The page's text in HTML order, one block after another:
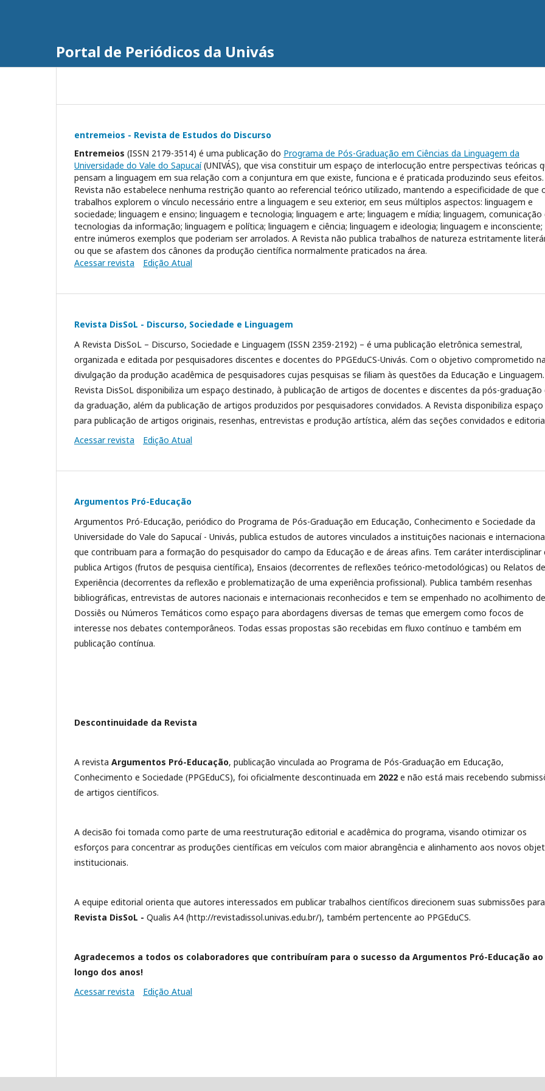
Portal de Periódicos da Univás
entremeios - Revista de Estudos do Discurso
Entremeios (ISSN 2179-3514) é uma publicação do Programa de Pós-Graduação em Ciências da Linguagem da
Universidade do Vale do Sapucaí(UNIVÁS), que visa constituir um espaço de interlocução entre perspectivas teóricas
pensam a linguagem em sua relação com a conjuntura em que existe, funciona e é praticada produzindo seus
Revista não estabelece nenhuma restrição quanto ao referencial teórico utilizado, mantendo a especificidade de que
trabalhos explorem o vínculo necessário entre a linguagem e seu exterior, em seus múltiplos aspectos: linguagem e
sociedade; linguagem e ensino; linguagem e tecnologia; linguagem e arte; linguagem e mídia; linguagem, comunicação
tecnologias da informação; linguagem e política; linguagem e ciência; linguagem e ideologia; linguagem e inconsciente;
entre inúmeros exemplos que poderiam ser arrolados. A Revista não publica trabalhos de natureza estritamente
ou que se afastem dos cânones da produção científica normalmente praticados na área.
Acessar revista
Edição Atual
Revista DisSoL - Discurso, Sociedade e Linguagem
A Revista DisSoL – Discurso, Sociedade e Linguagem (ISSN 2359-2192) – é uma publicação eletrônica semestral,
organizada e editada por pesquisadores discentes e docentes do PPGEduCS-Univás. Com o objetivo comprometido na
divulgação da produção acadêmica de pesquisadores cujas pesquisas se filiam às questões da Educação e
Revista DisSoL disponibiliza um espaço destinado, à publicação de artigos de docentes e discentes da pós-graduação
da graduação, além da publicação de artigos produzidos por pesquisadores convidados. A Revista disponibiliza espaço
para publicação de artigos originais, resenhas, entrevistas e produção artística, além das seções convidados e
Acessar revista
Edição Atual
Argumentos Pró-Educação
Argumentos Pró-Educação, periódico do Programa de Pós-Graduação em Educação, Conhecimento e Sociedade da
Universidade do Vale do Sapucaí - Univás, publica estudos de autores vinculados a instituições nacionais e
que contribuam para a formação do pesquisador do campo da Educação e de áreas afins. Tem caráter interdisciplinar
publica Artigos (frutos de pesquisa científica), Ensaios (decorrentes de reflexões teórico-metodológicas) ou Relatos de
Experiência (decorrentes da reflexão e problematização de uma experiência profissional). Publica também resenhas
bibliográficas, entrevistas de autores nacionais e internacionais reconhecidos e tem se empenhado no acolhimento de
Dossiês ou Números Temáticos como espaço para abordagens diversas de temas que emergem como focos de
interesse nos debates contemporâneos. Todas essas propostas são recebidas em fluxo contínuo e também em
publicação contínua.
Descontinuidade da Revista
A revista Argumentos Pró-Educação, publicação vinculada ao Programa de Pós-Graduação em Educação,
Conhecimento e Sociedade (PPGEduCS), foi oficialmente descontinuada em 2022 e não está mais recebendo
de artigos científicos.
A decisão foi tomada como parte de uma reestruturação editorial e acadêmica do programa, visando otimizar os
esforços para concentrar as produções científicas em veículos com maior abrangência e alinhamento aos novos
institucionais.
A equipe editorial orienta que autores interessados em publicar trabalhos científicos direcionem suas submissões
Revista DisSoL - Qualis A4 (http://revistadissol.univas.edu.br/), também pertencente ao PPGEduCS.
Agradecemos a todos os colaboradores que contribuíram para o sucesso da Argumentos Pró-Educação ao
longo dos anos!
Acessar revista
Edição Atual